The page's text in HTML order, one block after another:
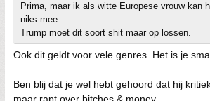
Prima, maar ik als witte Europese vrouw kan
niks mee.
Trump moet dit soort shit maar op lossen.
Ook dit geldt voor vele genres. Het is je
Ben blij dat je wel hebt gehoord dat hij